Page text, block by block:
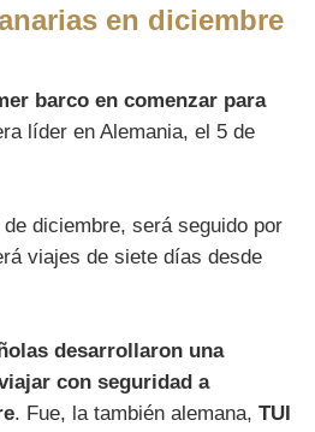
en diciembre
barco en comenzar para
líder en Alemania, el 5 de
diciembre, será seguido por
viajes de siete días desde
desarrollaron una
con seguridad a
. Fue, la también alemana, TUI